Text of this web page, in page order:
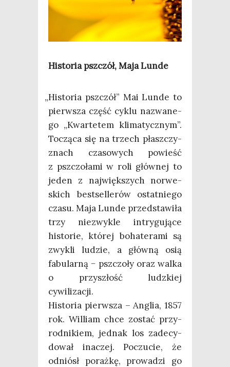
Histo­ria psz­czół, Maja Lunde
„Histo­ria psz­czół” Mai Lun­de to
pierw­sza część cyklu nazwa­ne­
go „Kwar­te­tem kli­ma­tycz­nym”.
Toczą­ca się na trzech płasz­czy­
znach cza­so­wych powieść
z psz­czo­ła­mi w roli głów­nej to
jeden z naj­więk­szych nor­we­
skich best­sel­le­rów ostat­nie­go
cza­su. Maja Lun­de przed­sta­wi­ła
trzy nie­zwy­kle intry­gu­ją­ce
histo­rie, któ­rej boha­te­ra­mi są
zwy­kli ludzie, a głów­ną osią
fabu­lar­ną − psz­czo­ły oraz wal­ka
o przy­szłość ludz­kiej
cywilizacji.
Histo­ria pierw­sza – Anglia, 1857
rok. Wil­liam chce zostać przy­
rod­ni­kiem, jed­nak los zade­cy­
do­wał ina­czej. Poczu­cie, że
odniósł poraż­kę, pro­wa­dzi go